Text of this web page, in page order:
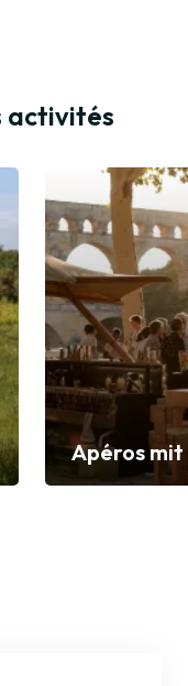
activités
Apéros mit
Entdecken